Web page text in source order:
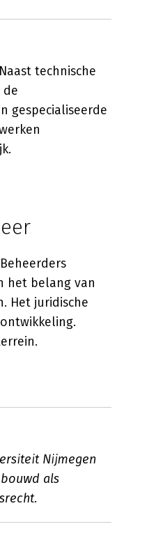
technische
de
gespecialiseerde
het belang van
Het juridische
Nijmegen
als